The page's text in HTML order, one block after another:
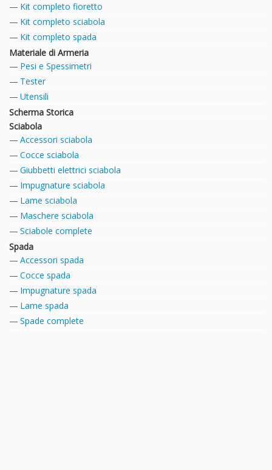
Kit completo fioretto
Kit completo sciabola
Kit completo spada
Materiale di Armeria
Pesi e Spessimetri
Tester
Utensili
Scherma Storica
Sciabola
Accessori sciabola
Cocce sciabola
Giubbetti elettrici sciabola
Impugnature sciabola
Lame sciabola
Maschere sciabola
Sciabole complete
Spada
Accessori spada
Cocce spada
Impugnature spada
Lame spada
Spade complete